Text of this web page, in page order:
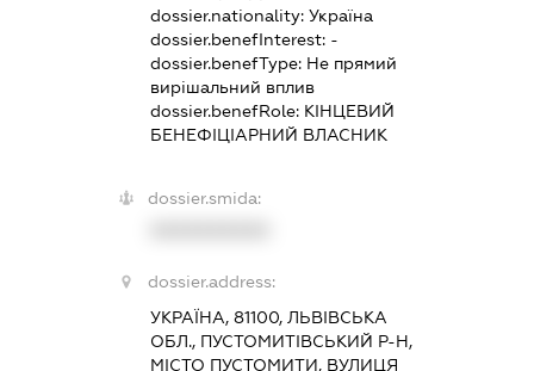
dossier.nationality:Україна
dossier.benefInterest: -
dossier.benefType: Не прямий
вирішальний вплив
dossier.benefRole: КІНЦЕВИЙ
БЕНЕФІЦІАРНИЙ ВЛАСНИК
dossier.smida:
dossier.address:
УКРАЇНА, 81100, ЛЬВІВСЬКА
ОБЛ., ПУСТОМИТІВСЬКИЙ Р-Н,
МІСТО ПУСТОМИТИ, ВУЛИЦЯ